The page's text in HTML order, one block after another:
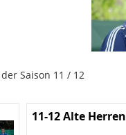
Saison 11 / 12
11-12 Alte Herren